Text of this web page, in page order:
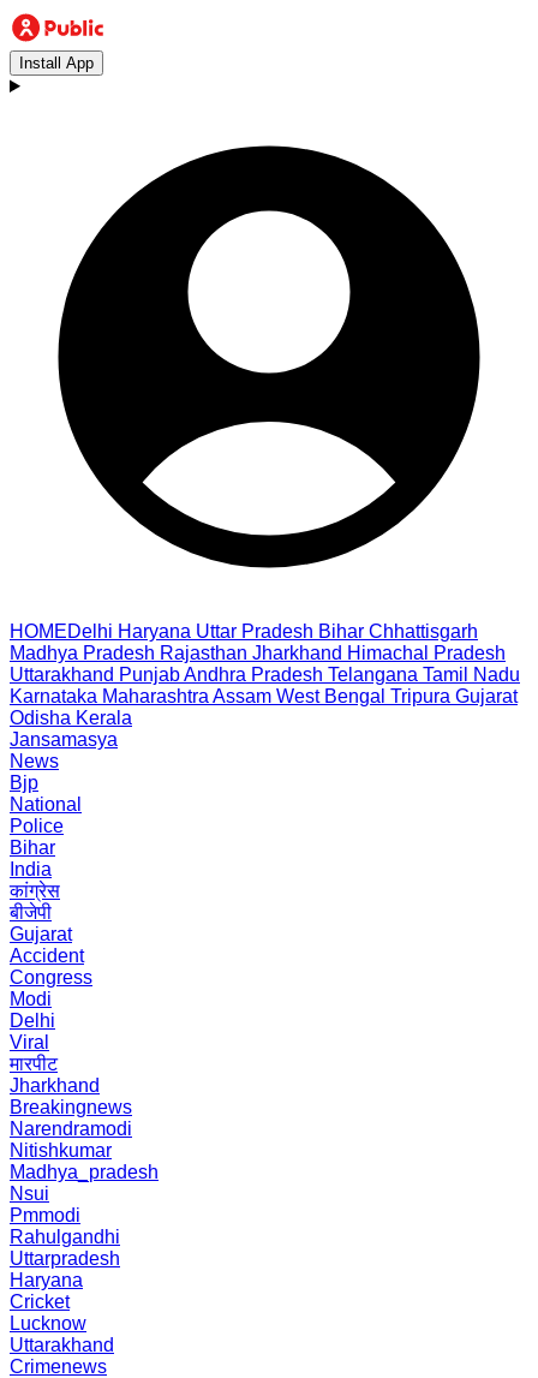
Install App
HOMEDelhi Haryana Uttar Pradesh Bihar Chhattisgarh
Madhya Pradesh Rajasthan Jharkhand Himachal Pradesh
Uttarakhand PunjabAndhra Pradesh Telangana Tamil Nadu
Karnataka Maharashtra Assam West Bengal Tripura Gujarat
Odisha Kerala
Jansamasya
News
Bjp
National
Police
Bihar
India
कांग्रेस
बीजेपी
Gujarat
Accident
Congress
Modi
Delhi
Viral
मारपीट
Jharkhand
Breakingnews
Narendramodi
Nitishkumar
Madhya_pradesh
Nsui
Pmmodi
Rahulgandhi
Uttarpradesh
Haryana
Cricket
Lucknow
Uttarakhand
Crimenews